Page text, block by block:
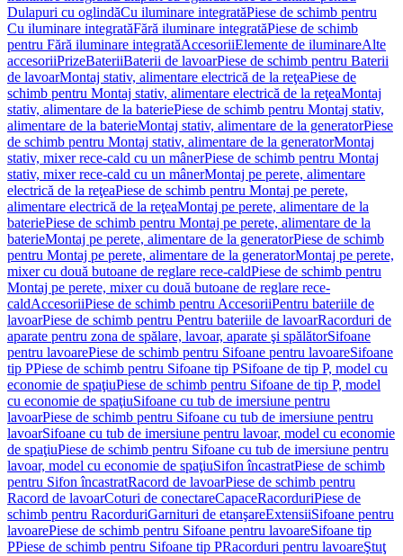
Dulapuri cu oglindăCu iluminare integratăPiese de schimb pentru
Cu iluminare integratăFără iluminare integratăPiese de schimb
pentru Fără iluminare integratăAccesoriiElemente de iluminareAlte
accesoriiPrizeBateriiBaterii de lavoarPiese de schimb pentru Baterii
de lavoarMontaj stativ, alimentare electrică de la reţeaPiese de
schimb pentru Montaj stativ, alimentare electrică de la reţeaMontaj
stativ, alimentare de la bateriePiese de schimb pentru Montaj stativ,
alimentare de la baterieMontaj stativ, alimentare de la generatorPiese
de schimb pentru Montaj stativ, alimentare de la generatorMontaj
stativ, mixer rece-cald cu un mânerPiese de schimb pentru Montaj
stativ, mixer rece-cald cu un mânerMontaj pe perete, alimentare
electrică de la reţeaPiese de schimb pentru Montaj pe perete,
alimentare electrică de la reţeaMontaj pe perete, alimentare de la
bateriePiese de schimb pentru Montaj pe perete, alimentare de la
baterieMontaj pe perete, alimentare de la generatorPiese de schimb
pentru Montaj pe perete, alimentare de la generatorMontaj pe perete,
mixer cu două butoane de reglare rece-caldPiese de schimb pentru
Montaj pe perete, mixer cu două butoane de reglare rece-
caldAccesoriiPiese de schimb pentru AccesoriiPentru bateriile de
lavoarPiese de schimb pentru Pentru bateriile de lavoarRacorduri de
aparate pentru zona de spălare, lavoar, aparate şi spălătorSifoane
pentru lavoarePiese de schimb pentru Sifoane pentru lavoareSifoane
tip PPiese de schimb pentru Sifoane tip PSifoane de tip P, model cu
economie de spaţiuPiese de schimb pentru Sifoane de tip P, model
cu economie de spaţiuSifoane cu tub de imersiune pentru
lavoarPiese de schimb pentru Sifoane cu tub de imersiune pentru
lavoarSifoane cu tub de imersiune pentru lavoar, model cu economie
de spaţiuPiese de schimb pentru Sifoane cu tub de imersiune pentru
lavoar, model cu economie de spaţiuSifon încastratPiese de schimb
pentru Sifon încastratRacord de lavoarPiese de schimb pentru
Racord de lavoarCoturi de conectareCapaceRacorduriPiese de
schimb pentru RacorduriGarnituri de etanşareExtensiiSifoane pentru
lavoarePiese de schimb pentru Sifoane pentru lavoareSifoane tip
PPiese de schimb pentru Sifoane tip PRacorduri pentru lavoareŞtuţ